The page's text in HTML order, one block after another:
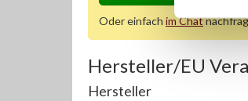
Oder einfach im Chat
Hersteller/EU
Hersteller